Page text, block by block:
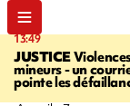
13:49
JUSTICE
mineurs - un
pointe les